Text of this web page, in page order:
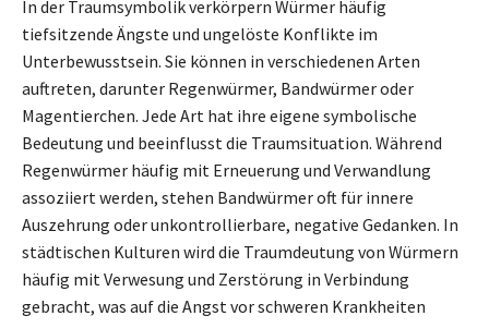
In der Traumsymbolik verkörpern Würmer häufig
tiefsitzende Ängste und ungelöste Konflikte im
Unterbewusstsein. Sie können in verschiedenen Arten
auftreten, darunter Regenwürmer, Bandwürmer oder
Magentierchen. Jede Art hat ihre eigene symbolische
Bedeutung und beeinflusst die Traumsituation. Während
Regenwürmer häufig mit Erneuerung und Verwandlung
assoziiert werden, stehen Bandwürmer oft für innere
Auszehrung oder unkontrollierbare, negative Gedanken. In
städtischen Kulturen wird die Traumdeutung von Würmern
häufig mit Verwesung und Zerstörung in Verbindung
gebracht, was auf die Angst vor schweren Krankheiten